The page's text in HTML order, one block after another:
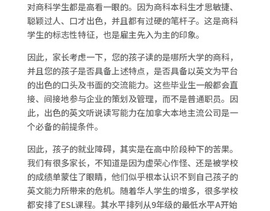
对商科学生都是高看一眼的。因为商科本科生才思敏捷、
聪颖过人、口才出色，并且都有过硬的笔杆子。这是商科
学生的标志性特征，也是雇主先入为主的印象。
因此，家长考虑一下，您的孩子读的是哪所大学的商科，
并且您的孩子是否具备上述特点，是否具备以英文为平台
的出色的口头及书面的交流能力。这些毕业生一般都会直
接、间接地参与企业的策划及管理，而不是普通职员。因
此，出色的英文听说读写能力在加拿大本地主流公司是一
个必备的前提条件。
因此，孩子的就业障碍，其实是在高中阶段种下的苦果。
我们有很多家长，不知道是因为虚荣心作怪、还是被学校
的成绩单蒙住了眼睛，他们似乎根本认识不到自己孩子的
英文能力所带来的危机。随着华人学生的增多，很多学校
都安排了ESL课程。其水平排列从9年级的最低水平A开始